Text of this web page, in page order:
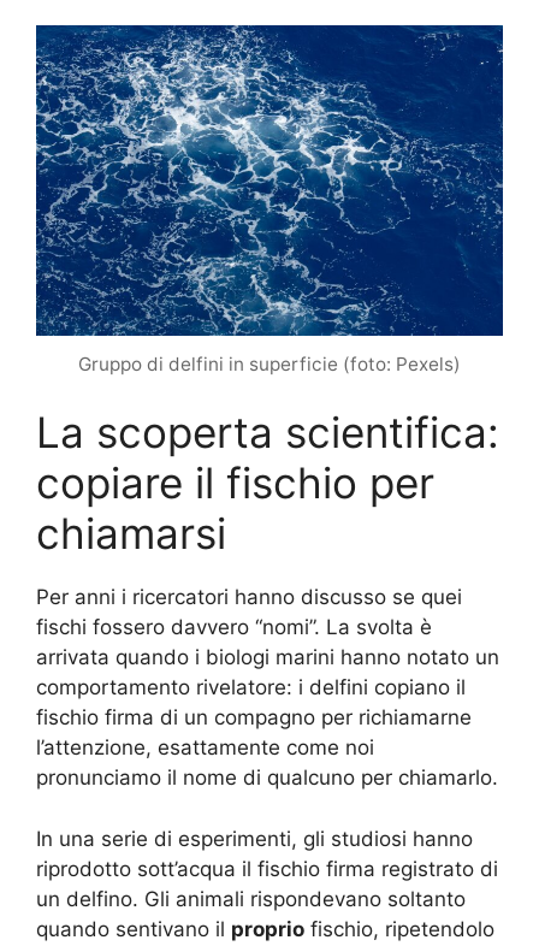
Gruppo di delfini in superficie (foto: Pexels)
La scoperta scientifica:
copiare il fischio per
chiamarsi
Per anni i ricercatori hanno discusso se quei
fischi fossero davvero “nomi”. La svolta è
arrivata quando i biologi marini hanno notato un
comportamento rivelatore: i delfini copiano il
fischio firma di un compagno per richiamarne
l’attenzione, esattamente come noi
pronunciamo il nome di qualcuno per chiamarlo.
In una serie di esperimenti, gli studiosi hanno
riprodotto sott’acqua il fischio firma registrato di
un delfino. Gli animali rispondevano soltanto
quando sentivano il proprio fischio, ripetendolo